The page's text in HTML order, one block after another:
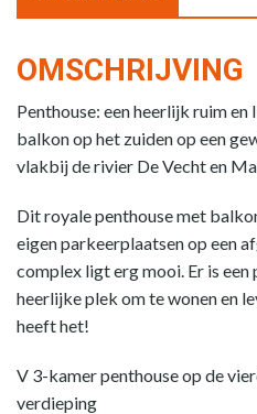
OMSCHRIJVING
Penthouse: een heerlijk ruim
balkon op het zuiden op een
vlakbij de rivier De Vecht en
Dit royale penthouse met
eigen parkeerplaatsen op een
complex ligt erg mooi. Er is
heerlijke plek om te wonen en
heeft het!
V 3-kamer penthouse op de
verdieping